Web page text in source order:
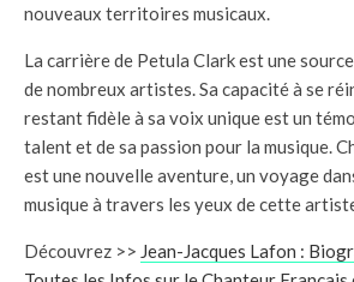
nouveaux territoires musicaux.
La carrière de Petula Clark est une
de nombreux artistes. Sa capacité à se
restant fidèle à sa voix unique est un
talent et de sa passion pour la musique.
est une nouvelle aventure, un voyage
musique à travers les yeux de cette
Découvrez >> Jean-Jacques Lafon :